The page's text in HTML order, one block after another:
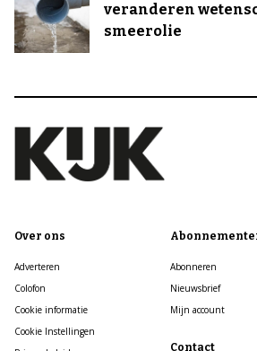
veranderen
smeerolie
Over ons
Adverteren
Colofon
Cookie informatie
Cookie Instellingen
Abonneren
Nieuwsbrief
Mijn account
Contact